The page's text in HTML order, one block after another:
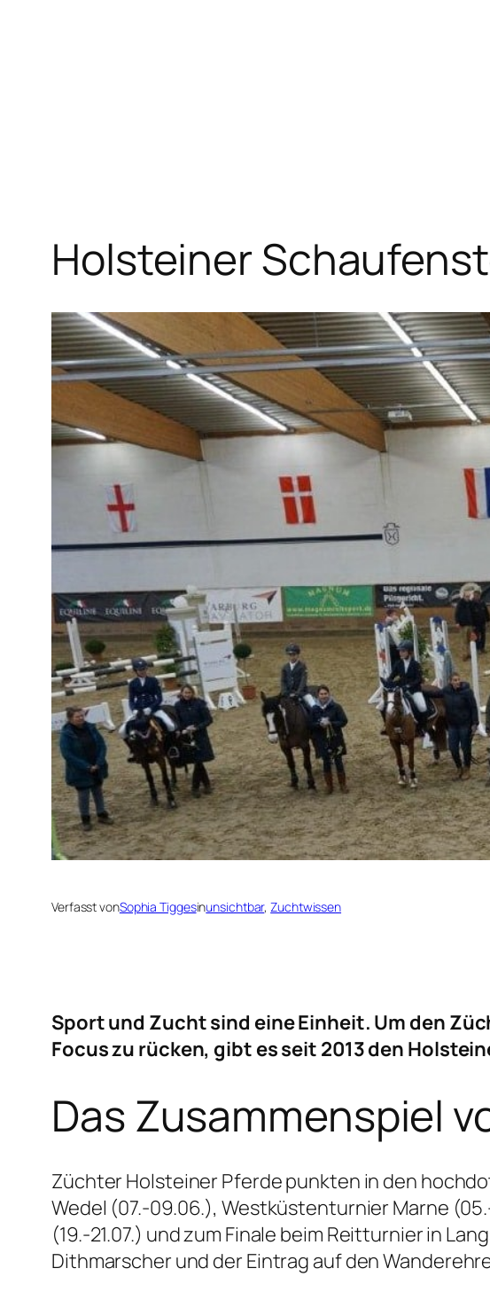
Holsteiner
Verfasst vonSophia Tiggesinunsichtbar, Zuchtwissen
Sport und Zucht sind eine Einheit. Um den
Focus zu rücken, gibt es seit 2013 den
Das Zusammenspiel
Züchter Holsteiner Pferde punkten in den
Wedel (07.-09.06.), Westküstenturnier Marne
(19.-21.07.) und zum Finale beim Reitturnier in
Dithmarscher und der Eintrag auf den